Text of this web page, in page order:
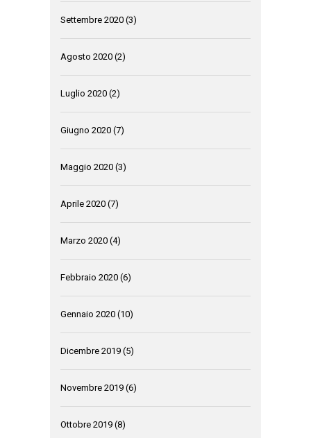
Settembre 2020 (3)
Agosto 2020 (2)
Luglio 2020 (2)
Giugno 2020 (7)
Maggio 2020 (3)
Aprile 2020 (7)
Marzo 2020 (4)
Febbraio 2020 (6)
Gennaio 2020 (10)
Dicembre 2019 (5)
Novembre 2019 (6)
Ottobre 2019 (8)